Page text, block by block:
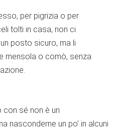
per pigrizia o per
tolti in casa, non ci
posto sicuro, ma li
mensola o comò, senza
sé non è un
nasconderne un po’ in alcuni